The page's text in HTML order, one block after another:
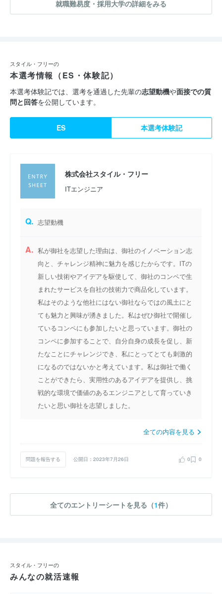
就職難易度・採用大学の詳細をみる
スタイル・フリーの
本選考情報（ES・体験記）
本選考体験記では、選考を通過した先輩の志望動機や面接での質
問と回答を公開しています。
ES 本選考体験記
株式会社スタイル・フリー
ITエンジニア
Q. 志望動機
A. 私が御社を志望した理由は、御社のイノベーション志
向と、チャレンジ精神に魅力を感じたからです。ITの
新しい技術やアイデアを駆使して、御社のコンペで生
まれたサービスを自社の技術力で商品化しています。
私はそのような他社にはない御社ならではの風土にと
ても魅力と興味が湧きました。私はぜひ御社で開催し
ているコンペにも参加したいと思っています。御社の
コンペに参加することで、自分自身の成長を促し、新
たなことにチャレンジでき、私にとってとても刺激的
になるのではないかと考えています。私は御社で働く
ことができたら、実用性のあるアイデアを提供し、挑
戦的な環境で価値のあるエンジニアとして育っていき
たいと思い御社を志望しました。
全ての内容を見る
問題を報告する 公開日：2023年7月26日 0 0
全てのエントリーシートを見る（1件）
スタイル・フリーの
みんなの就活速報